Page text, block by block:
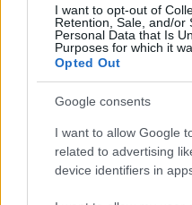
I want to opt-out of
Retention, Sale, and/or
Personal Data that Is
Purposes for which it
Opted Out
Google consents
I want to allow Google
related to advertising
device identifiers in
ragasztottam fel.
A koszolást több
Europe Earth pigmentet
ill. Moist Ground
alvázra, a görgők
vittem fel.
fentiekből, továbbá a
enamel festékéből a test